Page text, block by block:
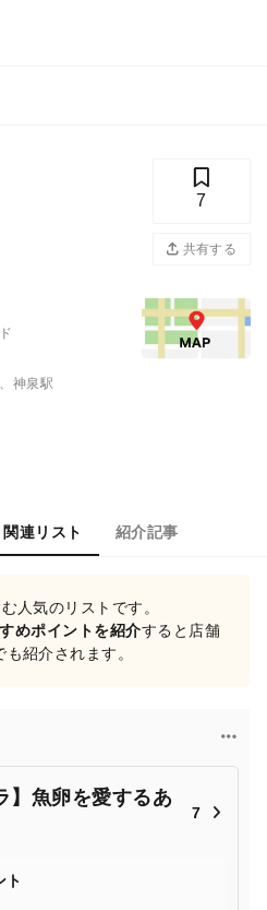
7
共有する
神泉駅
関連リスト 紹介記事
人気のリストです。
めポイントを紹介すると店舗
紹介されます。
】魚卵を愛するあ
7
ト